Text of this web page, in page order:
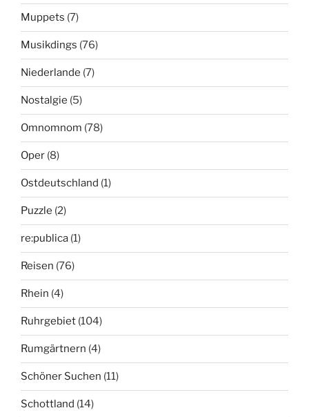
Muppets (7)
Musikdings (76)
Niederlande (7)
Nostalgie (5)
Omnomnom (78)
Oper (8)
Ostdeutschland (1)
Puzzle (2)
re:publica (1)
Reisen (76)
Rhein (4)
Ruhrgebiet (104)
Rumgärtnern (4)
Schöner Suchen (11)
Schottland (14)